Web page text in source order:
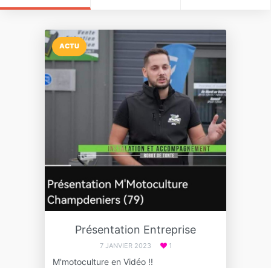
ACTU
Présentation Entreprise
7 JANVIER 2023 1
M'motoculture en Vidéo !!